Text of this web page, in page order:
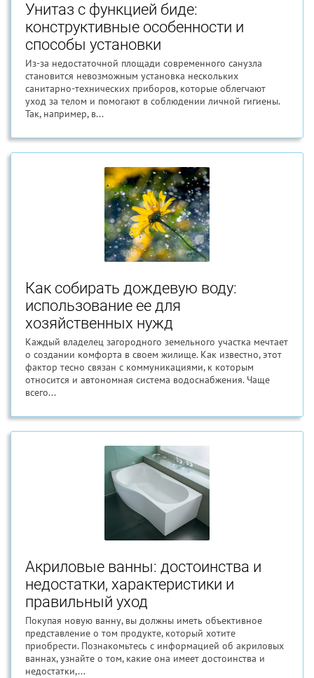
Унитаз с функцией биде:
конструктивные особенности и
способы установки
Из-за недостаточной площади современного санузла
становится невозможным установка нескольких
санитарно-технических приборов, которые облегчают
уход за телом и помогают в соблюдении личной гигиены.
Так, например, в...
Как собирать дождевую воду:
использование ее для
хозяйственных нужд
Каждый владелец загородного земельного участка мечтает
о создании комфорта в своем жилище. Как известно, этот
фактор тесно связан с коммуникациями, к которым
относится и автономная система водоснабжения. Чаще
всего...
Акриловые ванны: достоинства и
недостатки, характеристики и
правильный уход
Покупая новую ванну, вы должны иметь объективное
представление о том продукте, который хотите
приобрести. Познакомьтесь с информацией об акриловых
ваннах, узнайте о том, какие она имеет достоинства и
недостатки,...